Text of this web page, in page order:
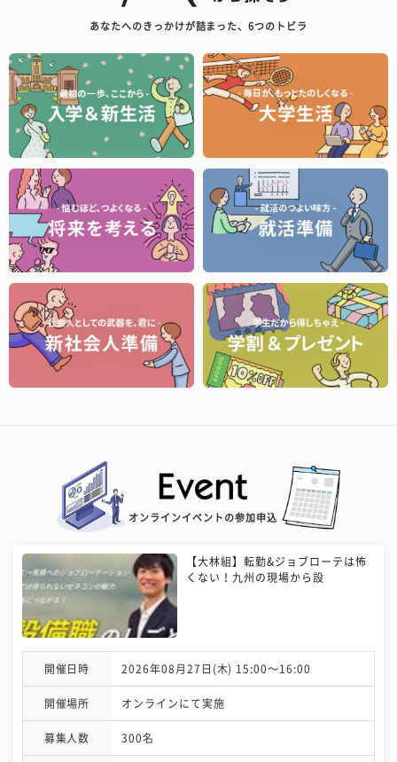
あなたへのきっかけが詰まった、6つのトビラ
オンラインイベントの参加申込
【大林組】転勤&ジョブローテは怖
くない！九州の現場から設
開催日時 2026年08月27日(木) 15:00〜16:00
開催場所 オンラインにて実施
募集人数 300名